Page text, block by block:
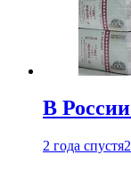
В
2 года спустя